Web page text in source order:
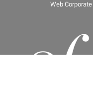
Web Corporate